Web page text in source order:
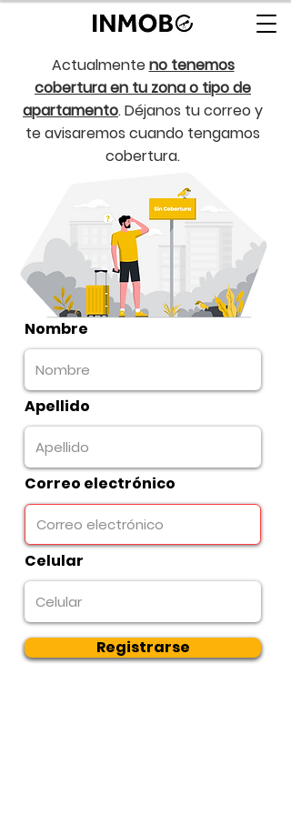
Actualmenteno tenemos
cobertura en tu zona o tipo de
apartamento. Déjanos tu correo y
te avisaremos cuando tengamos
cobertura.
Nombre
Apellido
Correo electrónico
Celular
Registrarse